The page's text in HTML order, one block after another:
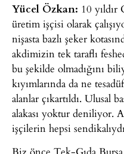
Yücel Özkan: 10 yıldır
üretim işçisi olarak
nişasta bazlı şeker
akdimizin tek taraflı
bu şekilde olmadığını
kıyımlarında da ne
alanlar çıkartıldı. Ulusal
alakası yoktur deniliyor.
işçilerin hepsi